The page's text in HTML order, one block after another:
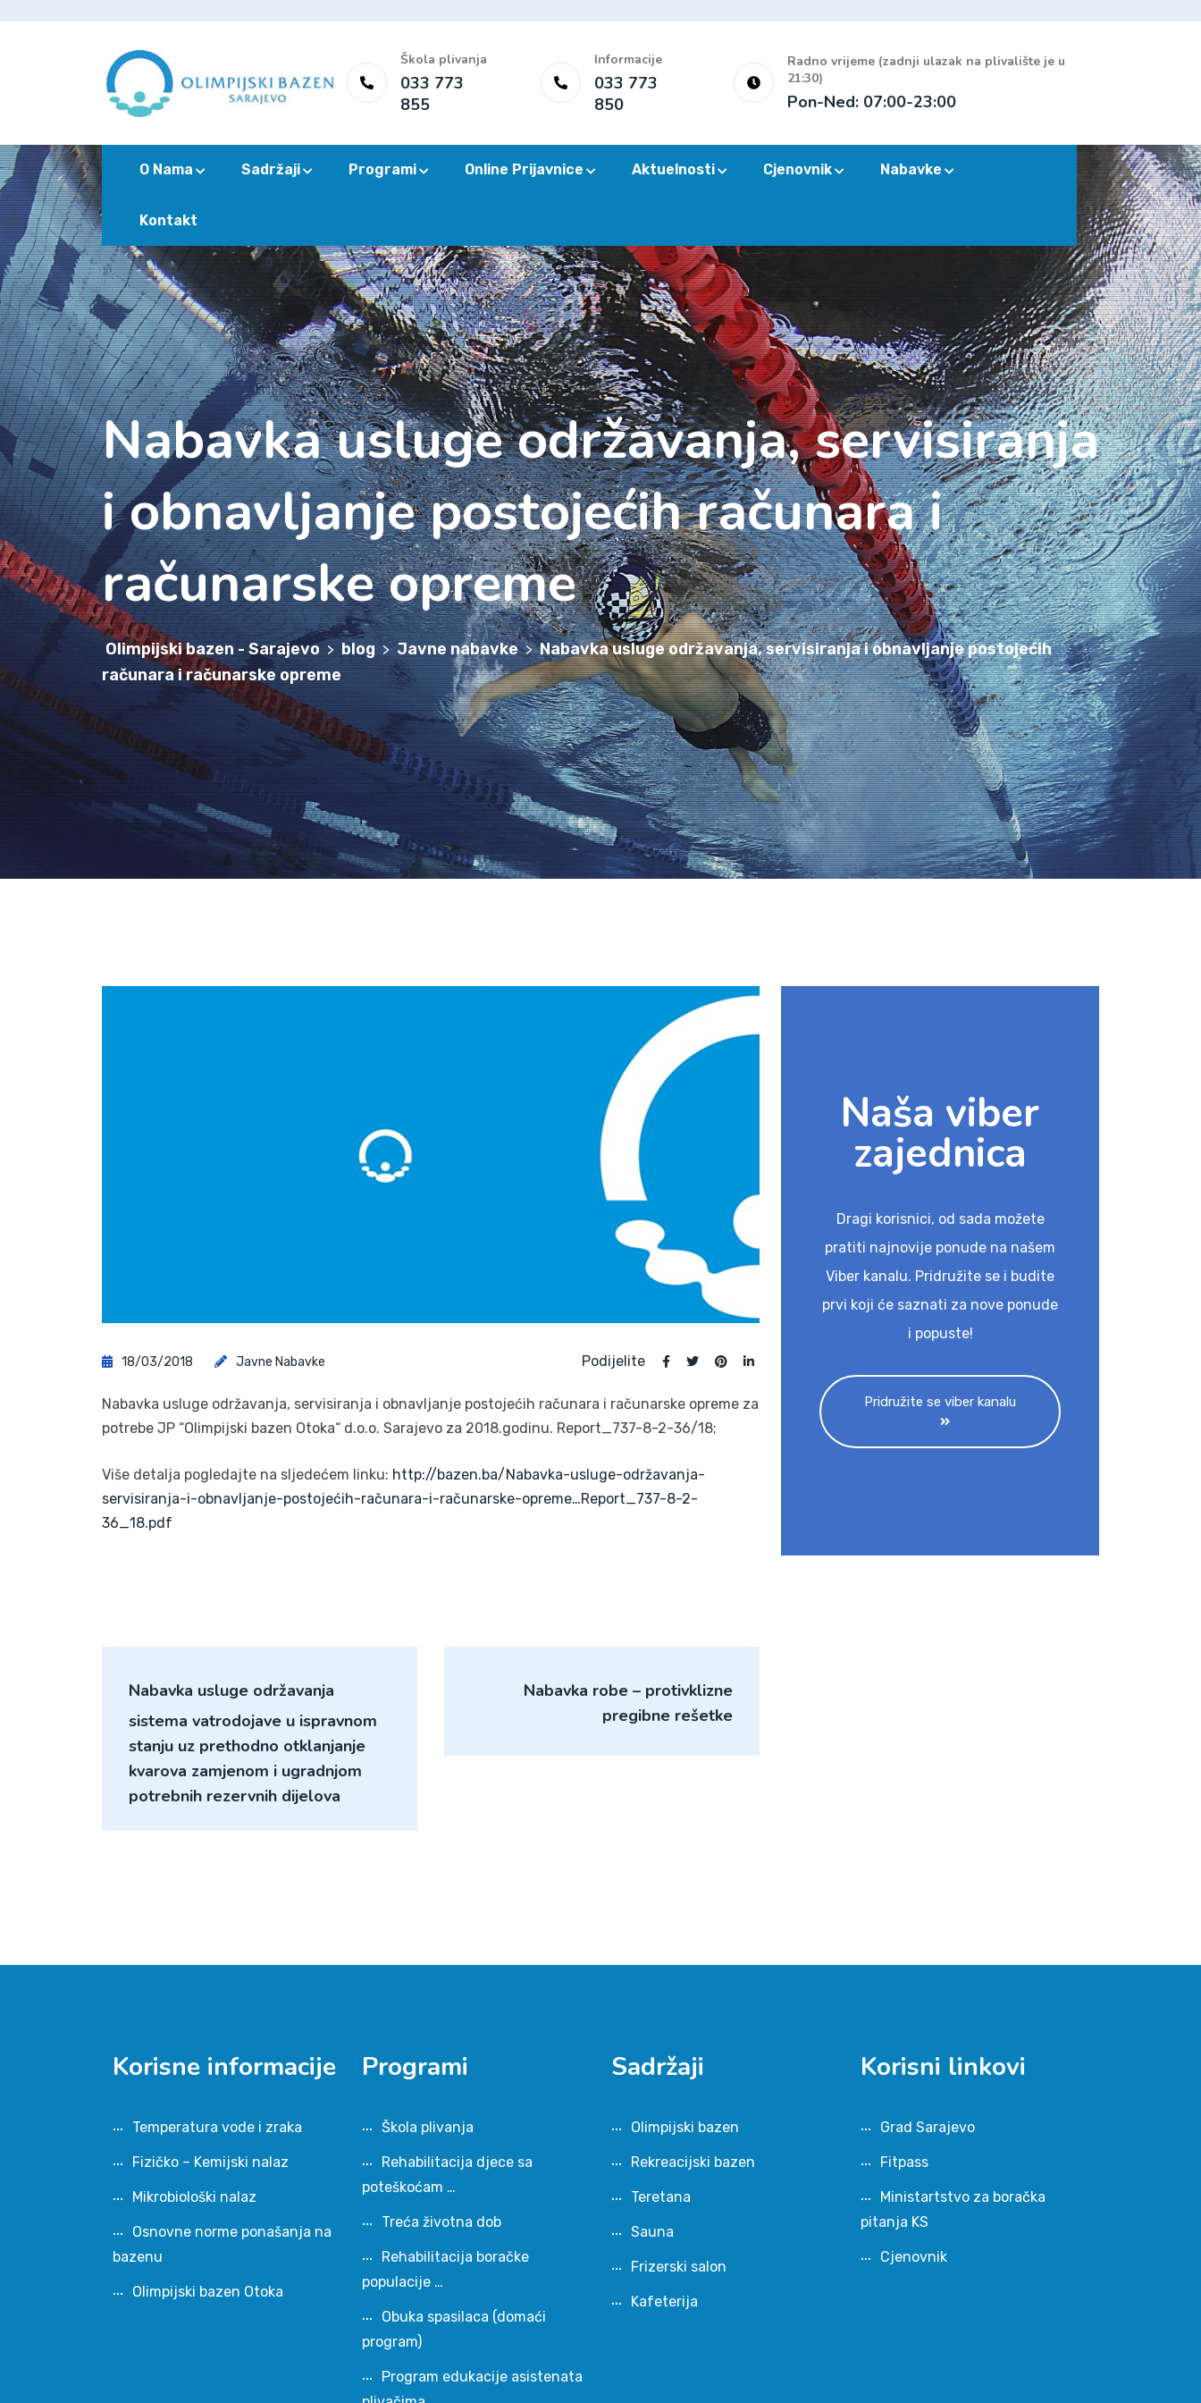
Škola plivanja
033 773
855
Informacije
033 773
850
Radno vrijeme (zadnji ulazak na plivalište je u
21:30)
Pon-Ned: 07:00-23:00
O Nama Sadržaji Programi Online Prijavnice Aktuelnosti Cjenovnik Nabavke
Kontakt
Nabavka usluge održavanja, servisiranja
i obnavljanje postojećih računara i
računarske opreme
Olimpijski bazen - Sarajevo > blog > Javne nabavke > Nabavka usluge održavanja, servisiranja i obnavljanje postojećih
računara i računarske opreme
18/03/2018 Javne Nabavke Podijelite
Nabavka usluge održavanja, servisiranja i obnavljanje postojećih računara i računarske opreme za
potrebe JP “Olimpijski bazen Otoka“ d.o.o. Sarajevo za 2018.godinu. Report_737-8-2-36/18;
Više detalja pogledajte na sljedećem linku: http://bazen.ba/Nabavka-usluge-održavanja-
servisiranja-i-obnavljanje-postojećih-računara-i-računarske-opreme…Report_737-8-2-
36_18.pdf
Nabavka usluge održavanja
sistema vatrodojave u ispravnom
stanju uz prethodno otklanjanje
kvarova zamjenom i ugradnjom
potrebnih rezervnih dijelova
Nabavka robe – protivklizne
pregibne rešetke
Naša viber
zajednica
Dragi korisnici, od sada možete
pratiti najnovije ponude na našem
Viber kanalu. Pridružite se i budite
prvi koji će saznati za nove ponude
i popuste!
Pridružite se viber kanalu
Korisne informacije
Temperatura vode i zraka
Fizičko – Kemijski nalaz
Mikrobiološki nalaz
Osnovne norme ponašanja na
bazenu
Olimpijski bazen Otoka
Programi
Škola plivanja
Rehabilitacija djece sa
poteškoćam …
Treća životna dob
Rehabilitacija boračke
populacije …
Obuka spasilaca (domaći
program)
Program edukacije asistenata
Sadržaji
Olimpijski bazen
Rekreacijski bazen
Teretana
Sauna
Frizerski salon
Kafeterija
Korisni linkovi
Grad Sarajevo
Fitpass
Ministartstvo za boračka
pitanja KS
Cjenovnik